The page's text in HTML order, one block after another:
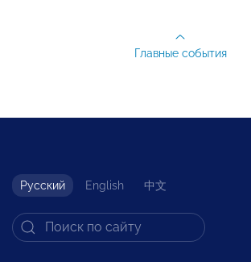
Главные события
Русский English 中文